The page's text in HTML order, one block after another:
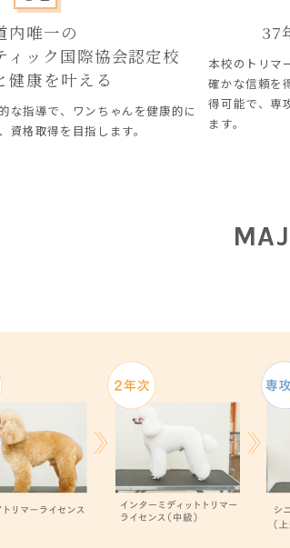
内唯一の
ィック国際協会認定校
健康を叶える
な指導で、ワンちゃんを健康的に
格取得を目指します。
37
本校のトリマ
確かな信頼を
得可能で、専
ます。